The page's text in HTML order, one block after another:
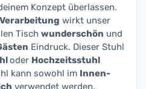
Konzept überlassen.
wirkt unser
Tisch wunderschön und
Eindruck. Dieser Stuhl
oder Hochzeitsstuhl
kann sowohl im Innen-
verwendet werden.